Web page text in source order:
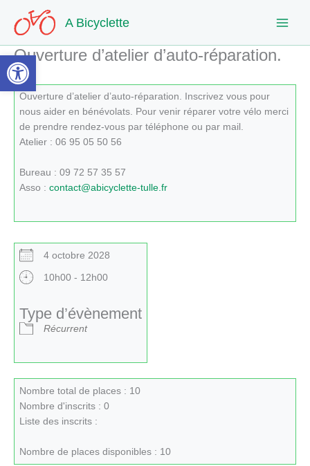
Ouvrir la barre d’outils
contenu
A Bicyclette
Ouverture d’atelier d’auto-réparation.
Ouverture d’atelier d’auto-réparation. Inscrivez vous pour
nous aider en bénévolats. Pour venir réparer votre vélo merci
de prendre rendez-vous par téléphone ou par mail.
Atelier : 06 95 05 50 56
Bureau : 09 72 57 35 57
Asso : contact@abicyclette-tulle.fr
4 octobre 2028
10h00 - 12h00
Type d’évènement
Récurrent
Nombre total de places : 10
Nombre d'inscrits : 0
Liste des inscrits :
Nombre de places disponibles : 10